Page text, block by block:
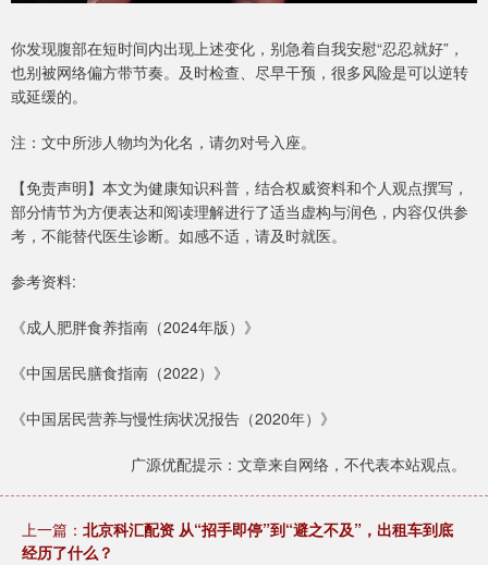
你发现腹部在短时间内出现上述变化，别急着自我安慰“忍忍就好”，
也别被网络偏方带节奏。及时检查、尽早干预，很多风险是可以逆转
或延缓的。
注：文中所涉人物均为化名，请勿对号入座。
【免责声明】本文为健康知识科普，结合权威资料和个人观点撰写，
部分情节为方便表达和阅读理解进行了适当虚构与润色，内容仅供参
考，不能替代医生诊断。如感不适，请及时就医。
参考资料:
《成人肥胖食养指南（2024年版）》
《中国居民膳食指南（2022）》
《中国居民营养与慢性病状况报告（2020年）》
广源优配提示：文章来自网络，不代表本站观点。
上一篇： 北京科汇配资 从“招手即停”到“避之不及”，出租车到底
经历了什么？